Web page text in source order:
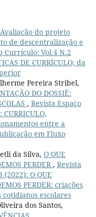
Avaliação do projeto
de descentralização e
Currículo: Vol.4 N.2
DE CURRÍCULO; da
Pereira Stribel,
DO DOSSIÊ:
, Revista Espaço
entre a
em Fluxo
da Silva, O QUE
PERDER, Revista
O QUE
PERDER: criações
escolares
dos Santos,